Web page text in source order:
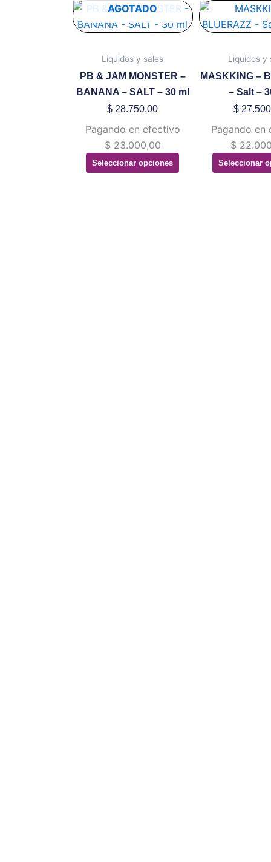
AGOTADO
Liquidos y sales
PB & JAM MONSTER –
BANANA – SALT – 30 ml
$ 28.750,00
Pagando en efectivo
$ 23.000,00
Seleccionar opciones
Este
producto
múltiples
variantes.
Las
pueden
elegir
en
Liquidos y
MASKKING –
– Salt –
$
Pagando en
$
Seleccionaren